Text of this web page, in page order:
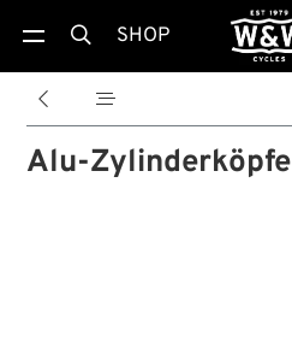
 SHOP
 
Alu-Zylinderköpfe